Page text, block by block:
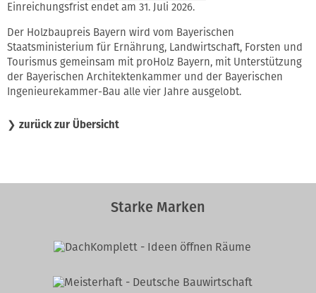
Einreichungsfrist endet am 31. Juli 2026.
Der Holzbaupreis Bayern wird vom Bayerischen
Staatsministerium für Ernährung, Landwirtschaft, Forsten und
Tourismus gemeinsam mit proHolz Bayern, mit Unterstützung
der Bayerischen Architektenkammer und der Bayerischen
Ingenieurekammer-Bau alle vier Jahre ausgelobt.
❯ zurück zur Übersicht
Starke Marken